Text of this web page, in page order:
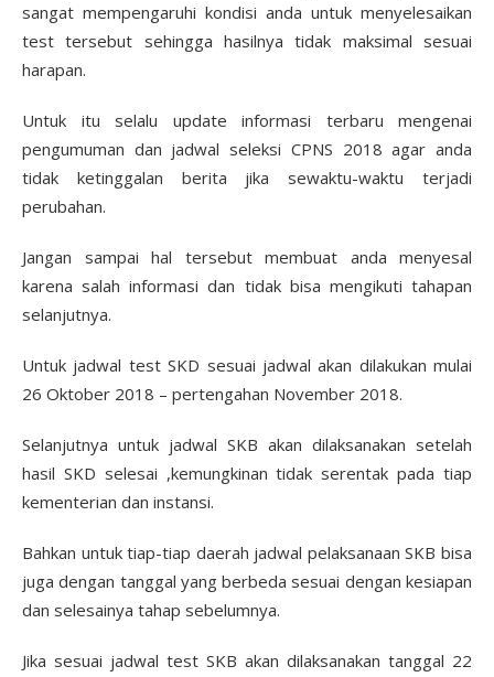
sangat mempengaruhi kondisi anda untuk menyelesaikan
test tersebut sehingga hasilnya tidak maksimal sesuai
harapan.
Untuk itu selalu update informasi terbaru mengenai
pengumuman dan jadwal seleksi CPNS 2018 agar anda
tidak ketinggalan berita jika sewaktu-waktu terjadi
perubahan.
Jangan sampai hal tersebut membuat anda menyesal
karena salah informasi dan tidak bisa mengikuti tahapan
selanjutnya.
Untuk jadwal test SKD sesuai jadwal akan dilakukan mulai
26 Oktober 2018 – pertengahan November 2018.
Selanjutnya untuk jadwal SKB akan dilaksanakan setelah
hasil SKD selesai ,kemungkinan tidak serentak pada tiap
kementerian dan instansi.
Bahkan untuk tiap-tiap daerah jadwal pelaksanaan SKB bisa
juga dengan tanggal yang berbeda sesuai dengan kesiapan
dan selesainya tahap sebelumnya.
Jika sesuai jadwal test SKB akan dilaksanakan tanggal 22